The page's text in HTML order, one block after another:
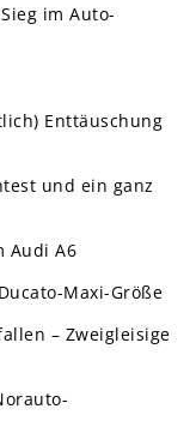
im Auto-
Enttäuschung
und ein ganz
Audi A6
Maxi-Größe
– Zweigleisige